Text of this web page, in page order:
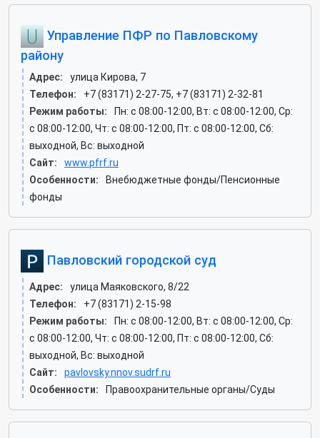
Управление ПФР по Павловскому
району
Адрес:
улица Кирова, 7
Телефон:
+7 (83171) 2-27-75, +7 (83171) 2-32-81
Режим работы:
Пн: c 08:00-12:00, Вт: c 08:00-12:00, Ср:
c 08:00-12:00, Чт: c 08:00-12:00, Пт: c 08:00-12:00, Сб:
выходной, Вс: выходной
Сайт:
www.pfrf.ru
Особенности:
Внебюджетные фонды/Пенсионные
фонды
Павловский городской суд
Адрес:
улица Маяковского, 8/22
Телефон:
+7 (83171) 2-15-98
Режим работы:
Пн: c 08:00-12:00, Вт: c 08:00-12:00, Ср:
c 08:00-12:00, Чт: c 08:00-12:00, Пт: c 08:00-12:00, Сб:
выходной, Вс: выходной
Сайт:
pavlovsky.nnov.sudrf.ru
Особенности:
Правоохранительные органы/Суды